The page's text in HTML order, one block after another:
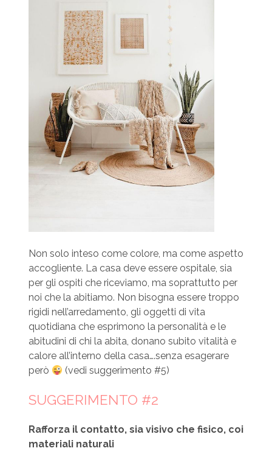
Non solo inteso come colore, ma come aspetto
accogliente. La casa deve essere ospitale, sia
per gli ospiti che riceviamo, ma soprattutto per
noi che la abitiamo. Non bisogna essere troppo
rigidi nell’arredamento, gli oggetti di vita
quotidiana che esprimono la personalità e le
abitudini di chi la abita, donano subito vitalità e
calore all’interno della casa….senza esagerare
però
(vedi suggerimento #5)
SUGGERIMENTO #2
Rafforza il contatto, sia visivo che fisico, coi
materiali naturali